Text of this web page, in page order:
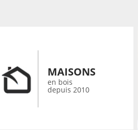
MAISONS
en bois
depuis 2010